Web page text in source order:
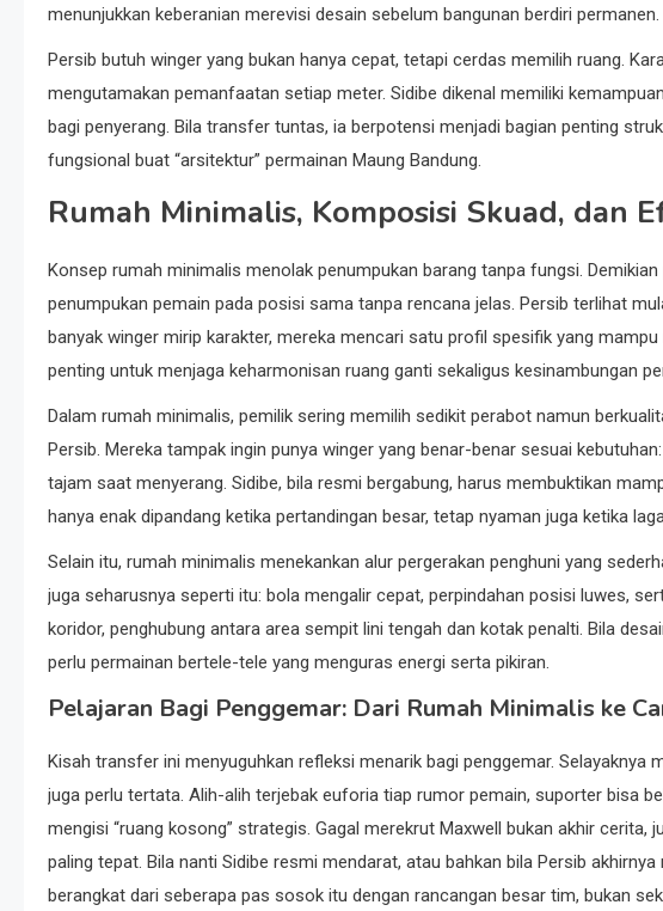
menunjukkan keberanian merevisi desain sebelum bangunan berdiri permanen.
Persib butuh winger yang bukan hanya cepat, tetapi cerdas memilih ruang.
mengutamakan pemanfaatan setiap meter. Sidibe dikenal memiliki
bagi penyerang. Bila transfer tuntas, ia berpotensi menjadi bagian penting
fungsional buat “arsitektur” permainan Maung Bandung.
Rumah Minimalis, Komposisi Skuad, dan
Konsep rumah minimalis menolak penumpukan barang tanpa fungsi.
penumpukan pemain pada posisi sama tanpa rencana jelas. Persib terlihat
banyak winger mirip karakter, mereka mencari satu profil spesifik yang
penting untuk menjaga keharmonisan ruang ganti sekaligus kesinambungan
Dalam rumah minimalis, pemilik sering memilih sedikit perabot namun
Persib. Mereka tampak ingin punya winger yang benar-benar sesuai
tajam saat menyerang. Sidibe, bila resmi bergabung, harus membuktikan
hanya enak dipandang ketika pertandingan besar, tetap nyaman juga ketika
Selain itu, rumah minimalis menekankan alur pergerakan penghuni yang
juga seharusnya seperti itu: bola mengalir cepat, perpindahan posisi luwes,
koridor, penghubung antara area sempit lini tengah dan kotak penalti. Bila
perlu permainan bertele-tele yang menguras energi serta pikiran.
Pelajaran Bagi Penggemar: Dari Rumah Minimalis ke
Kisah transfer ini menyuguhkan refleksi menarik bagi penggemar. Selayaknya
juga perlu tertata. Alih-alih terjebak euforia tiap rumor pemain, suporter bisa
mengisi “ruang kosong” strategis. Gagal merekrut Maxwell bukan akhir
paling tepat. Bila nanti Sidibe resmi mendarat, atau bahkan bila Persib
berangkat dari seberapa pas sosok itu dengan rancangan besar tim, bukan